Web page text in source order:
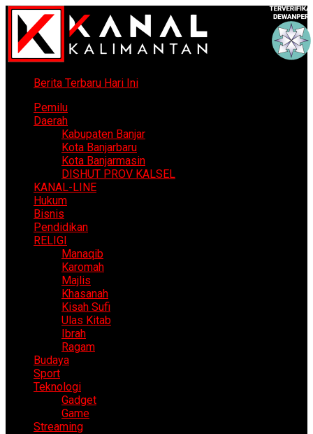
Berita Terbaru Hari Ini
Pemilu
Daerah
Kabupaten Banjar
Kota Banjarbaru
Kota Banjarmasin
DISHUT PROV KALSEL
KANAL-LINE
Hukum
Bisnis
Pendidikan
RELIGI
Manaqib
Karomah
Majlis
Khasanah
Kisah Sufi
Ulas Kitab
Ibrah
Ragam
Budaya
Sport
Teknologi
Gadget
Game
Streaming